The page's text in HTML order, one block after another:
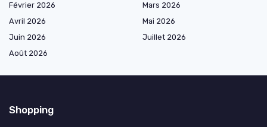
Février 2026
Mars 2026
Avril 2026
Mai 2026
Juin 2026
Juillet 2026
Août 2026
Shopping